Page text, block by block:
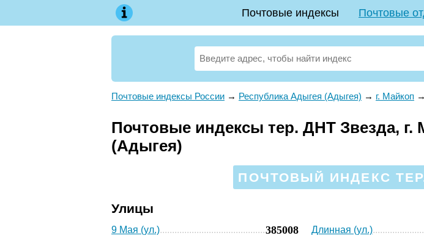
Почтовые индексы Почтовые
Почтовые индексы России → Республика Адыгея (Адыгея) → г. Майкоп →
Почтовые индексы тер. ДНТ Звезда, г.
(Адыгея)
ПОЧТОВЫЙ ИНДЕКС
Улицы
9 Мая (ул.) 385008 Длинная (ул.)